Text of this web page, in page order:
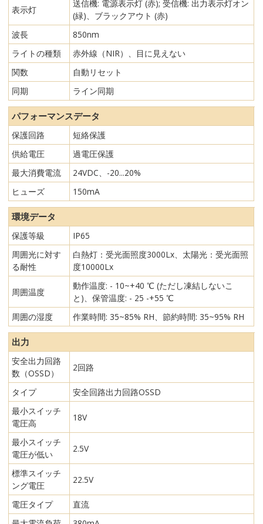
表示灯
送信機: 電源表示灯 (赤); 受信機: 出力表示灯オン
(緑)、ブラックアウト (赤)
波長
850nm
ライトの種類
赤外線（NIR）、目に見えない
関数
自動リセット
同期
ライン同期
パフォーマンスデータ
保護回路
短絡保護
供給電圧
過電圧保護
最大消費電流
24VDC、-20...20%
ヒューズ
150mA
環境データ
保護等級
IP65
周囲光に対す
る耐性
白熱灯：受光面照度3000Lx、太陽光：受光面照
度10000Lx
周囲温度
動作温度: - 10~+40 ℃ (ただし凍結しないこ
と)、保管温度: - 25 -+55 ℃
周囲の湿度
作業時間: 35~85% RH、節約時間: 35~95% RH
出力
安全出力回路
数（OSSD）
2回路
タイプ
安全回路出力回路OSSD
最小スイッチ
電圧高
18V
最小スイッチ
電圧が低い
2.5V
標準スイッチ
ング電圧
22.5V
電圧タイプ
直流